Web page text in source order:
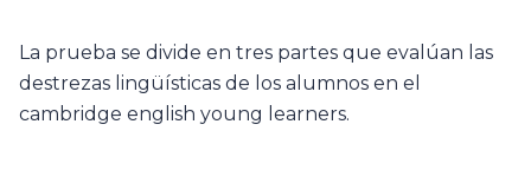
La prueba se divide en tres partes que evalúan las
destrezas lingüísticas de los alumnos en el
cambridge english young learners.